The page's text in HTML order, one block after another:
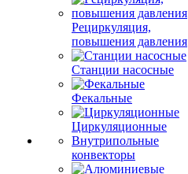
Рециркуляция,
повышения давления
Станции насосные
Фекальные
Циркуляционные
Внутрипольные
конвекторы